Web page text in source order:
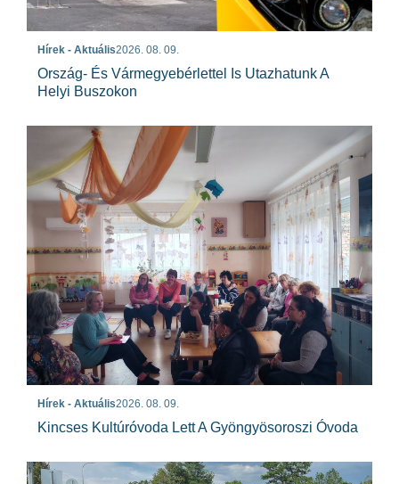
Hírek - Aktuális2026. 08. 09.
Ország- És Vármegyebérlettel Is Utazhatunk A
Helyi Buszokon
Hírek - Aktuális2026. 08. 09.
Kincses Kultúróvoda Lett A Gyöngyösoroszi Óvoda